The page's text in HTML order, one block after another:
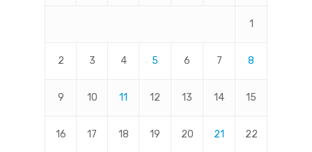
1
2 3 4 5 6 7 8
9 10 11 12 13 14 15
16 17 18 19 20 21 22